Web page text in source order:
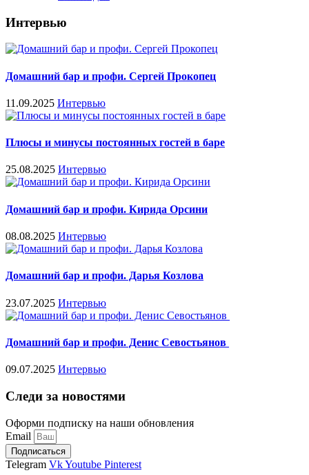
Интервью
Домашний бар и профи. Сергей Прокопец
11.09.2025 Интервью
Плюсы и минусы постоянных гостей в баре
25.08.2025 Интервью
Домашний бар и профи. Кирида Орсини
08.08.2025 Интервью
Домашний бар и профи. Дарья Козлова
23.07.2025 Интервью
Домашний бар и профи. Денис Севостьянов
09.07.2025 Интервью
Следи за новостями
Оформи подписку на наши обновления
Email
Подписаться
Telegram VkYoutube Pinterest